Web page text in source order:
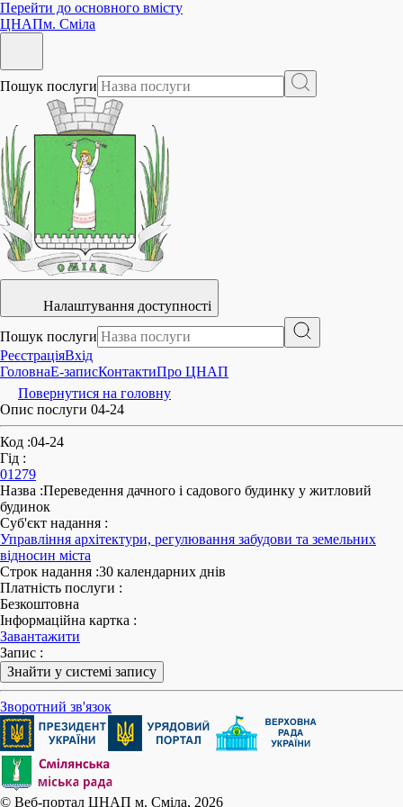
Перейти до основного вмісту
ЦНАПм. Сміла
Пошук послуги
Налаштування доступності
Пошук послуги
РеєстраціяВхід
ГоловнаE-записКонтактиПро ЦНАП
Повернутися на головну
Опис послуги 04-24
Код :04-24
Гід :
01279
Назва :Переведення дачного і садового будинку у житловий
будинок
Суб'єкт надання :
Управління архітектури, регулювання забудови та земельних
відносин міста
Строк надання :30 календарних днів
Платність послуги :
Безкоштовна
Інформаційна картка :
Завантажити
Запис :
Знайти у системі запису
Зворотний зв'язок
© Веб-портал ЦНАП м. Сміла, 2026